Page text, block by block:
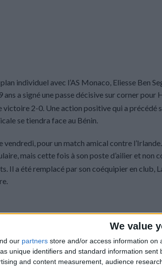
We value
our partners store and/or access information on
unique identifiers and standard information
and content measurement, audience
individuel avec l’AS Monaco, Eliesse Ben
a signé une passe décisive sur corner pour
victoire 2-0. Une action positive qui a précédé
se tiendra face au Bénin.
vendredi, pour un match amical contre
mais cette fois à son poste d’ailier et non
Il a été remplacé par son coéquipier en club,